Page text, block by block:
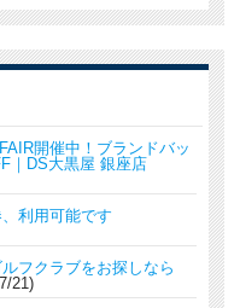
開催中！ブランドバッ
｜DS大黒屋 銀座店
利用可能です
フクラブをお探しなら
21